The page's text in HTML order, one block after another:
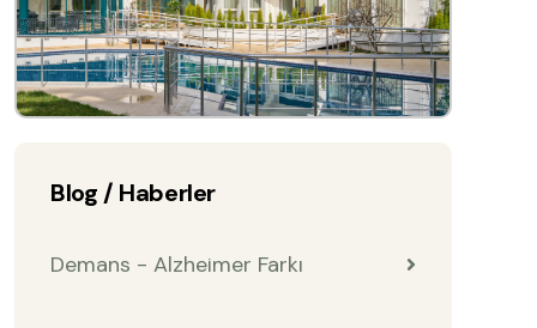
Blog / Haberler
Demans - Alzheimer Farkı